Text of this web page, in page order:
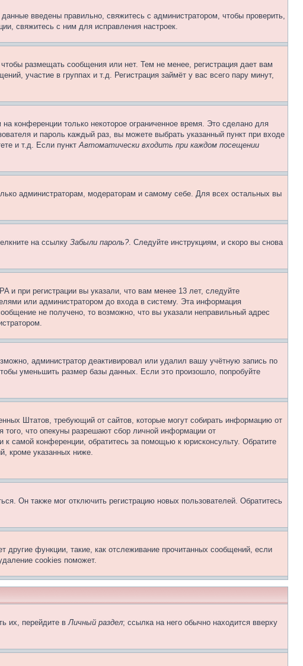
введены правильно, свяжитесь с администратором, чтобы проверить,
свяжитесь с ним для исправления настроек.
размещать сообщения или нет. Тем не менее, регистрация дает вам
участие в группах и т.д. Регистрация займёт у вас всего пару минут,
конференции только некоторое ограниченное время. Это сделано для
и пароль каждый раз, вы можете выбрать указанный пункт при входе
и т.д. Если пунктАвтоматически входить при каждом посещении
администраторам, модераторам и самому себе. Для всех остальных вы
на ссылку Забыли пароль?. Следуйте инструкциям, и скоро вы снова
и при регистрации вы указали, что вам менее 13 лет, следуйте
или администратором до входа в систему. Эта информация
не получено, то возможно, что вы указали неправильный адрес
администратор деактивировал или удалил вашу учётную запись по
уменьшить размер базы данных. Если это произошло, попробуйте
Штатов, требующий от сайтов, которые могут собирать информацию от
что опекуны разрешают сбор личной информации от
самой конференции, обратитесь за помощью к юрисконсульту. Обратите
кроме указанных ниже.
Он также мог отключить регистрацию новых пользователей. Обратитесь
функции, такие, как отслеживание прочитанных сообщений, если
cookies поможет.
их, перейдите вЛичный раздел; ссылка на него обычно находится вверху